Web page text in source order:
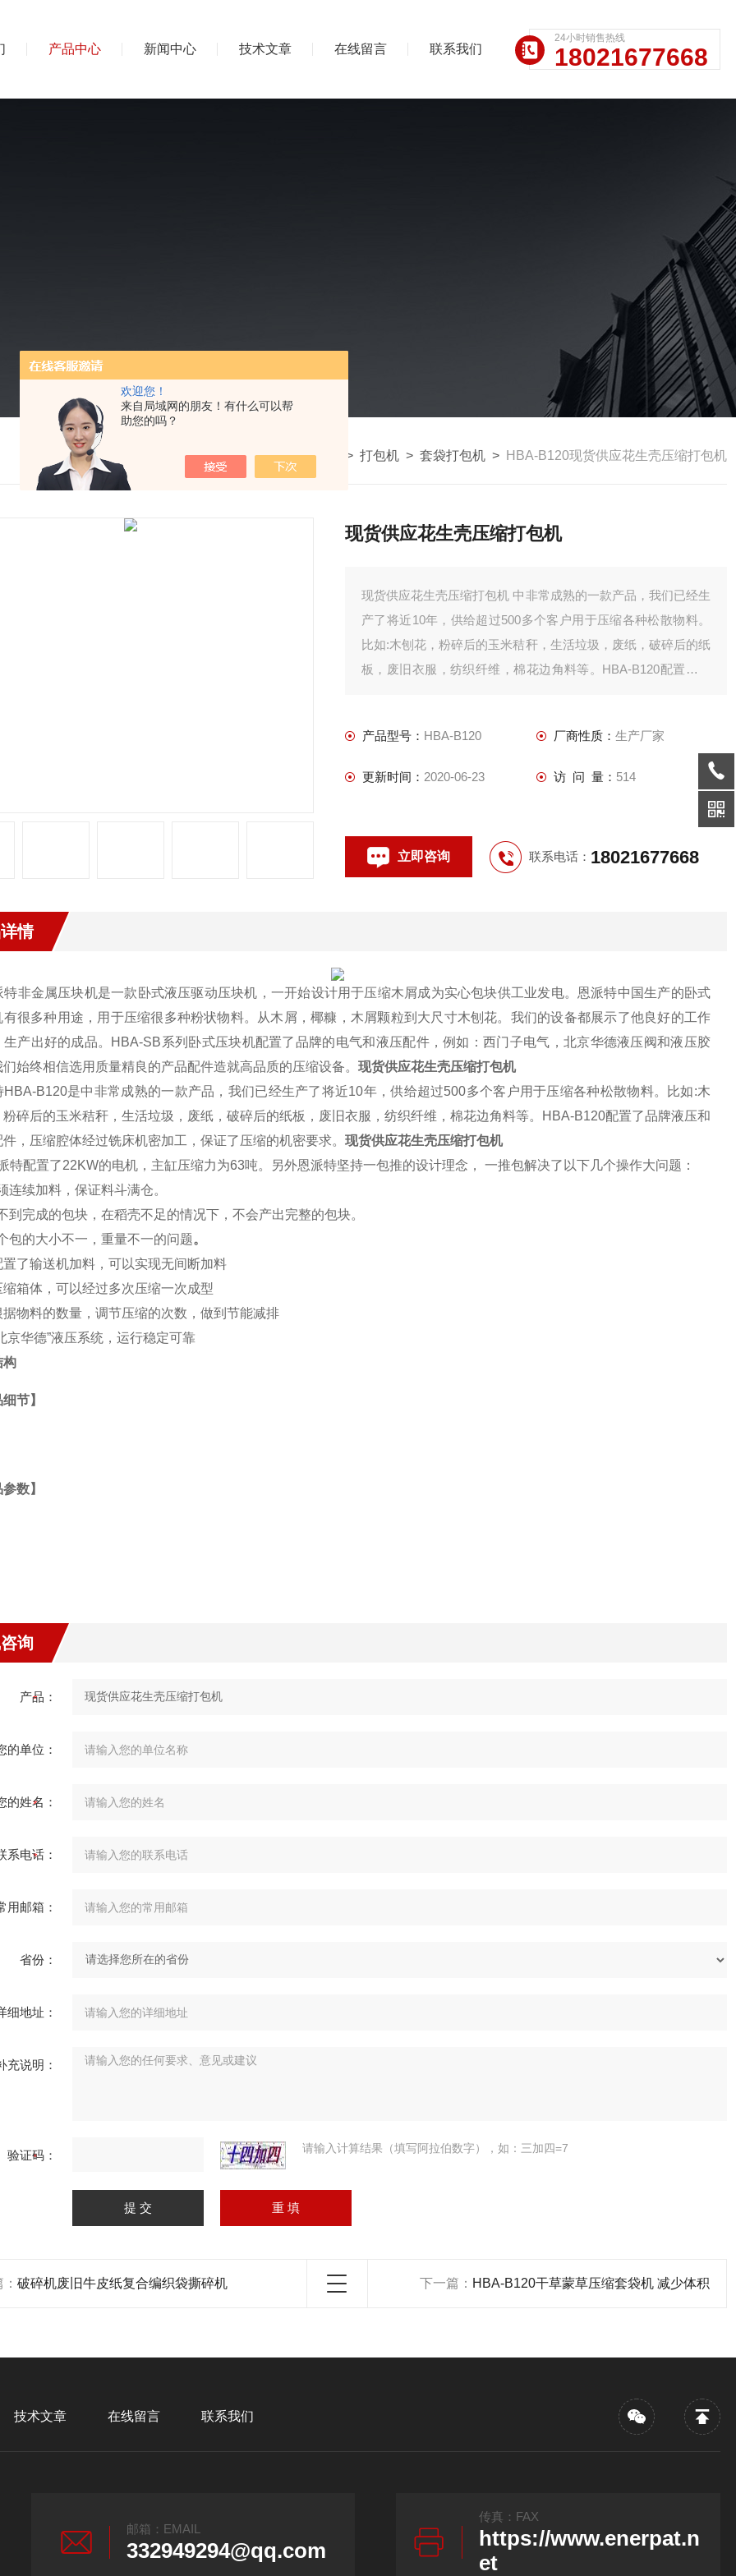
欢迎您！
来自局域网的朋友！有什么可以帮
助您的吗？
产品中心 新闻中心 技术文章 在线留言 联系我们
24小时销售热线
18021677668
我的位置：首页>产品中心 > 打包机 > 套袋打包机 > HBA-B120现货供应花生壳压缩打包机
现货供应花生壳压缩打包机
现货供应花生壳压缩打包机 中非常成熟的一款产品，我们已经生
产了将近10年，供给超过500多个客户用于压缩各种松散物料。
比如:木刨花，粉碎后的玉米秸秆，生活垃圾，废纸，破碎后的纸
板，废旧衣服，纺织纤维，棉花边角料等。HBA-B120配置了品
产品型号： HBA-B120 厂商性质： 生产厂家
更新时间： 2020-06-23 访 问 量： 514
立即咨询 联系电话： 18021677668
情
特非金属压块机是一款卧式液压驱动压块机，一开始设计用于压缩木屑成为实心包块供工业发电。恩派特中国生产的卧式
有很多种用途，用于压缩很多种粉状物料。从木屑，椰糠，木屑颗粒到大尺寸木刨花。我们的设备都展示了他良好的工作
生产出好的成品。HBA-SB系列卧式压块机配置了品牌的电气和液压配件，例如：西门子电气，北京华德液压阀和液压胶
始终相信选用质量精良的产品配件造就高品质的压缩设备。 现货供应花生壳压缩打包机
HBA-B120是中非常成熟的一款产品，我们已经生产了将近10年，供给超过500多个客户用于压缩各种松散物料。比如:木
粉碎后的玉米秸秆，生活垃圾，废纸，破碎后的纸板，废旧衣服，纺织纤维，棉花边角料等。HBA-B120配置了品牌液压和
，压缩腔体经过铣床机密加工，保证了压缩的机密要求。 现货供应花生壳压缩打包机
特配置了22KW的电机，主缸压缩力为63吨。另外恩派特坚持一包推的设计理念， 一推包解决了以下几个操作大问题：
连续加料，保证料斗满仓。
到完成的包块，在稻壳不足的情况下，不会产出完整的包块。
包的大小不一，重量不一的问题。
置了输送机加料，可以实现无间断加料
缩箱体，可以经过多次压缩一次成型
据物料的数量，调节压缩的次数，做到节能减排
京华德”液压系统，运行稳定可靠
构
节】
数】
询
产品：
的单位：
的姓名：
系电话：
用邮箱：
省份：
细地址：
充说明：
验证码： 请输入计算结果（填写阿拉伯数字），如：三加四=7
破碎机废旧牛皮纸复合编织袋撕碎机 下一篇： HBA-B120干草蒙草压缩套袋机 减少体积
技术文章 在线留言 联系我们
邮箱：EMAIL
332949294@qq.com
传真：FAX
https://www.enerpat.n
et